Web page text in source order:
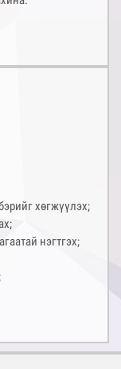
хөгжүүлэх;
нэгтгэх;